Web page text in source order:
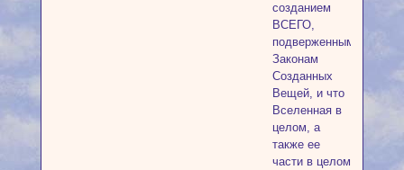
созданием
ВСЕГО,
подверженным
Законам
Созданных
Вещей, и что
Вселенная в
целом, а
также ее
части в целом